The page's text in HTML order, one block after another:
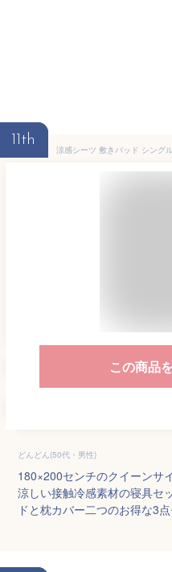
11th
この商品
どんどん(50代・男性)
180×200センチのクイーンサ
涼しい接触冷感素材の寝具セ
ドと枕カバー二つのお得な3